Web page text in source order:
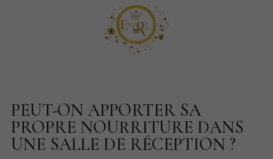
PEUT-ON APPORTER SA
PROPRE NOURRITURE DANS
UNE SALLE DE RÉCEPTION ?